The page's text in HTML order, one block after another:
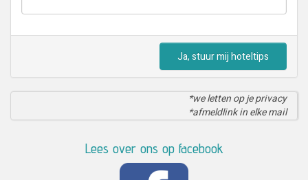
Ja, stuur mij hoteltips
*we letten op je privacy
*afmeldlink in elke mail
Lees over ons op facebook